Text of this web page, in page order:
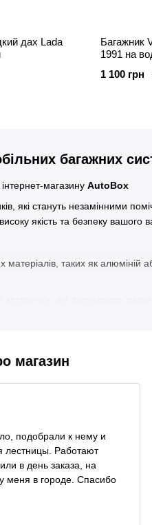
дах Lada
Багажник
1991 на
1 100 грн
багажних
магазину AutoBox
які стануть незамінними
якість та безпеку вашого
матеріалів, таких як алюміній
на даху автомобіля, додавши
багажники за доступними
на дах автомобіля
магазин
подобрали к нему и
лестницы. Работают
в день заказа, на
меня в городе. Спасибо